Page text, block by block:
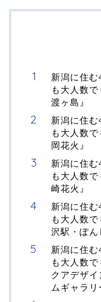
新潟に住
も大人数
渡ヶ島』
新潟に住
も大人数
岡花火』
新潟に住
も大人数
崎花火』
新潟に住
も大人数
沢駅・ぽん
新潟に住
も大人数
クアデザ
ムギャラリ